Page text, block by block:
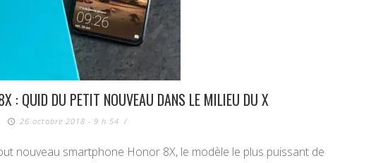
: QUID DU PETIT NOUVEAU DANS LE MILIEU DU X
26 octobre 2018 - 9 h 54 /
nouveau smartphone Honor 8X, le modèle le plus puissant de